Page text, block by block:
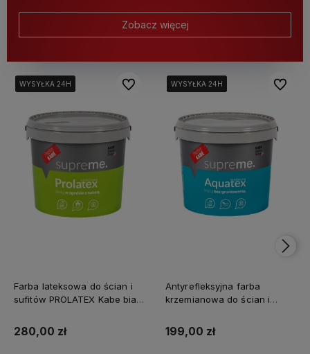
Zobacz więcej
WYSYŁKA 24H
WYSYŁKA 24H
WYSYŁKA 24H
Farba lateksowa do ścian i
sufitów PROLATEX Kabe biała
matowa
280,00 zł
Do ulubionychWYSYŁKA 24H
WYSYŁKA 24H
WYSYŁKA 24H
Antyrefleksyjna farba
krzemianowa do ścian i
199,00 zł
Do